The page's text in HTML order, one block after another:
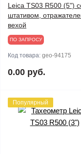
Leica TS03 R500 (5")
штативом,
вехой
ПО ЗАПРОСУ
Код товара: geo-94175
0.00 руб.
Популярный